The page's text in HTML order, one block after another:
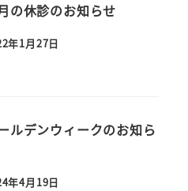
の休診のお知らせ
年1月27日
ルデンウィークのお知ら
年4月19日